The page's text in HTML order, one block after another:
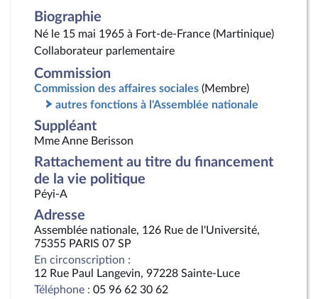
Biographie
Né le 15 mai 1965 à Fort-de-France (Martinique)
Collaborateur parlementaire
Commission
Commission des affaires sociales (Membre)
autres fonctions à l'Assemblée nationale
Suppléant
Mme Anne Berisson
Rattachement au titre du financement
de la vie politique
Péyi-A
Adresse
Assemblée nationale, 126 Rue de l'Université,
75355 PARIS 07 SP
En circonscription :
12 Rue Paul Langevin, 97228 Sainte-Luce
Téléphone : 05 96 62 30 62